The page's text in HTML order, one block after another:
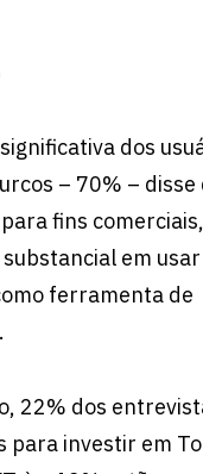
dos
– 70% – disse
fins
em
ferramenta de
22% dos
para investir em